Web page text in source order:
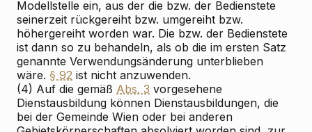
Modellstelle ein, aus der die bzw. der Bedienstete
seinerzeit rückgereiht bzw. umgereiht bzw.
höhergereiht worden war. Die bzw. der Bedienstete
ist dann so zu behandeln, als ob die im ersten Satz
genannte Verwendungsänderung unterblieben
wäre. § 92 ist nicht anzuwenden.
(4) Auf die gemäß Abs. 3 vorgesehene
Dienstausbildung können Dienstausbildungen, die
bei der Gemeinde Wien oder bei anderen